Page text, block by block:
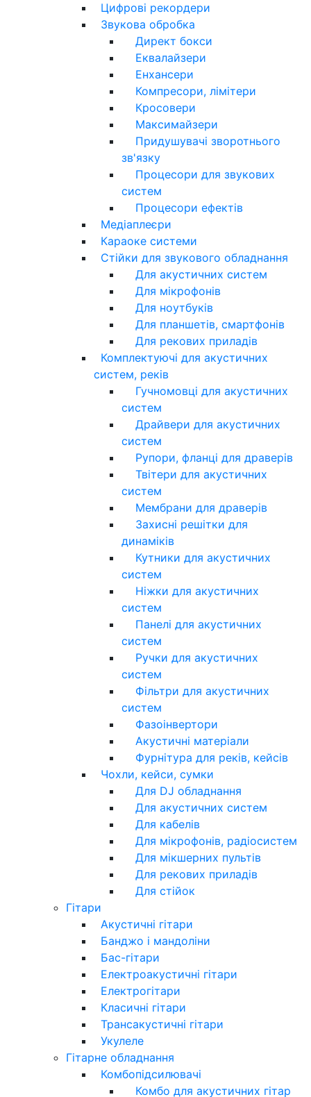
Цифрові рекордери
Звукова обробка
Директ бокси
Еквалайзери
Енхансери
Компресори, лімітери
Кросовери
Максимайзери
Придушувачі зворотнього
зв'язку
Процесори для звукових
систем
Процесори ефектів
Медіаплеєри
Караоке системи
Стійки для звукового обладнання
Для акустичних систем
Для мікрофонів
Для ноутбуків
Для планшетів, смартфонів
Для рекових приладів
Комплектуючі для акустичних
систем, реків
Гучномовці для акустичних
систем
Драйвери для акустичних
систем
Рупори, фланці для драверів
Твітери для акустичних
систем
Мембрани для драверів
Захисні решітки для
динаміків
Кутники для акустичних
систем
Ніжки для акустичних
систем
Панелі для акустичних
систем
Ручки для акустичних
систем
Фільтри для акустичних
систем
Фазоінвертори
Акустичні матеріали
Фурнітура для реків, кейсів
Чохли, кейси, сумки
Для DJ обладнання
Для акустичних систем
Для кабелів
Для мікрофонів, радіосистем
Для мікшерних пультів
Для рекових приладів
Для стійок
Гітари
Акустичні гітари
Банджо і мандоліни
Бас-гітари
Електроакустичні гітари
Електрогітари
Класичні гітари
Трансакустичні гітари
Укулеле
Гітарне обладнання
Комбопідсилювачі
Комбо для акустичних гітар